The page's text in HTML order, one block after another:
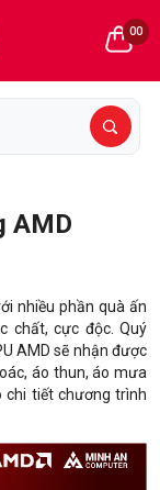
00
AMD
nhiều phần quà ấn
chất, cực độc. Quý
AMD sẽ nhận được
áo thun, áo mưa
chi tiết chương trình